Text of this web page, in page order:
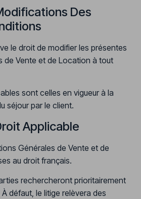
Des
le droit de modifier les présentes
de Vente et de Location à tout
sont celles en vigueur à la
séjour par le client.
Applicable
Générales de Vente et de
au droit français.
rechercheront prioritairement
défaut, le litige relèvera des